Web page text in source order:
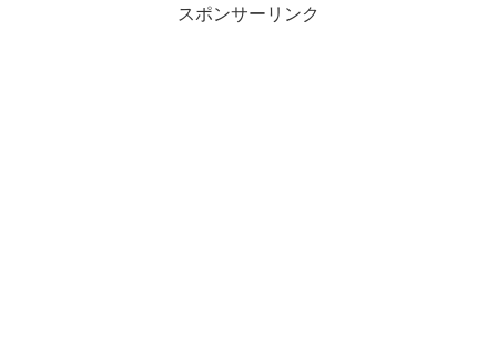
スポンサーリンク